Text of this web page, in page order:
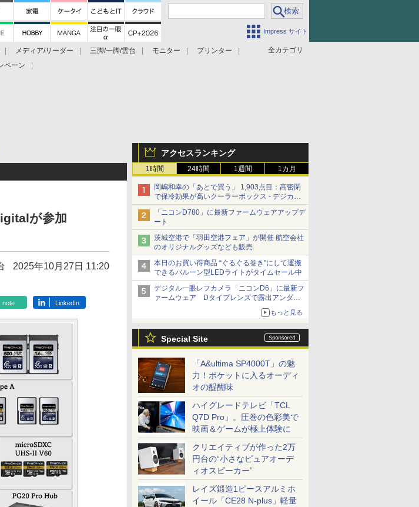
Impress サイト
全カテゴリ
メディア/リーダー 三脚/一脚/雲台 モニター
プリンター
ペーン
アクセスランキング
1時間 24時間 1週間 1カ月
岡嶋和幸の「あとで買う」 1,903点目：高密閉
で保冷効果が高いクーラーボックス - デジカメ
Watch
「ニコンD780」に最新ファームウェアアップデ
ート
茨城空港で「羽田空港フェア」が開催 航空会社
のオリジナルグッズなども販売
本日のお買い得商品 “ぐるぐる巻き”にして運搬
できるバルーン型LEDライトがタイムセール中
デジタル一眼レフカメラ「ニコンD6」に最新フ
ァームウェア Dタイプレンズで露出アンダー
もっと見る
Special Site
「A&ultima SP4000T」の魅
力！ポケットに入るオーディ
オの醍醐味
ハイグレードテレビ「TCL
Q7D Pro」。圧巻の色彩美で
映画＆ゲームが極上体験に
クリエイティブが作った2万
円台の“小さなピュアオーデ
ィオスピーカー”
レイズ鍛造1ピースアルミホ
イール「CE28 N-plus」軽量
が参加
2025年10月27日 11:20
note LinkedIn